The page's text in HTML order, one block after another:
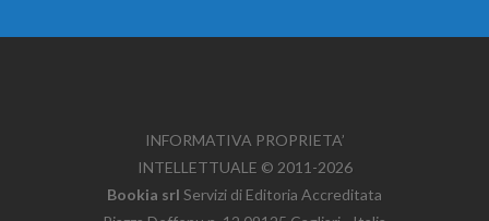
INFORMATIVA PROPRIETA’
INTELLETTUALE © 2011-2026
Bookia srl Servizi di Editoria Accreditata